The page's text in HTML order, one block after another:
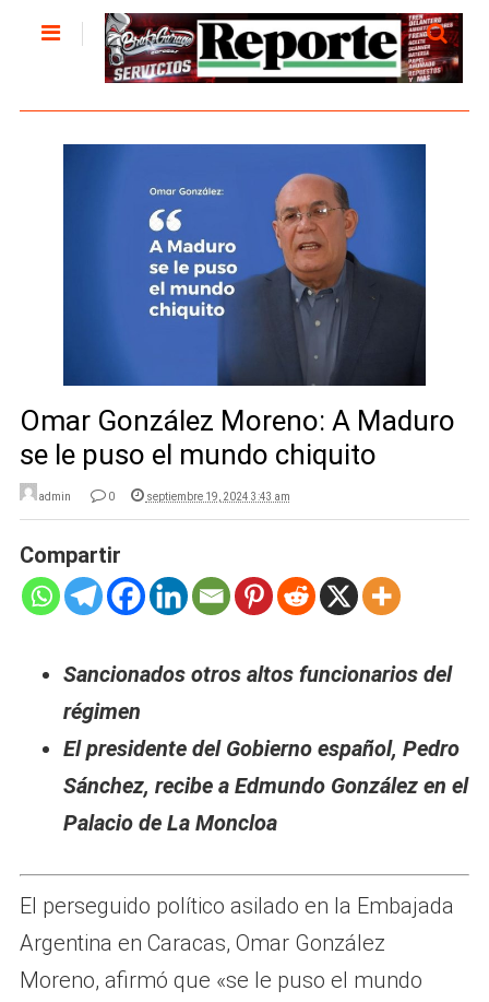
Omar González Moreno: A Maduro
se le puso el mundo chiquito
admin 0 septiembre 19, 2024 3:43 am
Compartir
Sancionados otros altos funcionarios del
régimen
El presidente del Gobierno español, Pedro
Sánchez, recibe a Edmundo González en el
Palacio de La Moncloa
El perseguido político asilado en la Embajada
Argentina en Caracas, Omar González
Moreno, afirmó que «se le puso el mundo